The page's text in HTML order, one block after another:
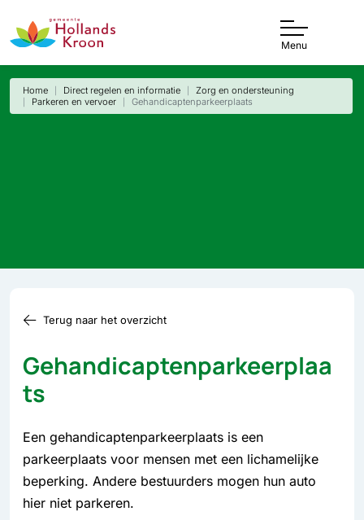
Menu
Home Direct regelen en informatie
Zorg en ondersteuning
Parkeren en vervoer
Gehandicaptenparkeerplaats
Terug naar het overzicht
Gehandicaptenparkeerplaa
ts
Een gehandicaptenparkeerplaats is een
parkeerplaats voor mensen met een lichamelijke
beperking. Andere bestuurders mogen hun auto
hier niet parkeren.